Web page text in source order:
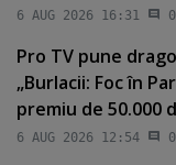
6 AUG 2026 16:31 0
Pro TV pune
„Burlacii: Foc în
premiu de 50.000
6 AUG 2026 12:54 0